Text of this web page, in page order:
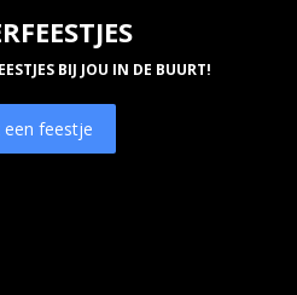
BIJ JOU IN DE BUURT!
een feestje